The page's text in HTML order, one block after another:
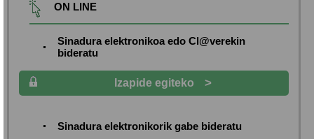
ON LINE
Sinadura elektronikoa edo Cl@verekin
bideratu
Izapide egiteko >
Sinadura elektronikorik gabe bideratu